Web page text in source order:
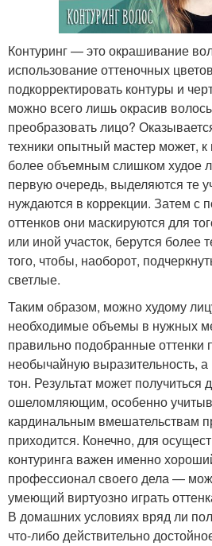
Контуринг — это окрашивание
использование оттеночных
подкорректировать контуры и
можно всего лишь окрасив
преобразовать лицо?
техники опытный мастер может, к
более объемным слишком худое
первую очередь, выделяются те
нуждаются в коррекции. Затем с
оттенков они маскируются для
или иной участок, берутся более
того, чтобы, наоборот,
светлые.
Таким образом, можно худому
необходимые объемы в нужных
правильно подобранные оттенки
необычайную выразительность,
тон. Результат может получиться
ошеломляющим, особенно
кардинальным вмешательствам
приходится. Конечно, для
контуринга важен именно
профессионал своего дела —
умеющий виртуозно играть
В домашних условиях вряд ли
что-либо действительно